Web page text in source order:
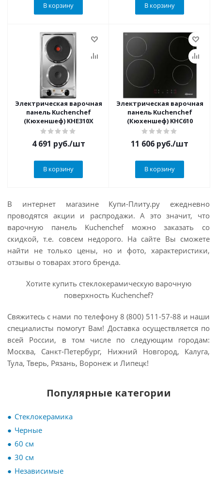
В корзину В корзину
Электрическая варочная
панель Kuchenchef
(Кюхеншеф) KHE310X
4 691 руб./шт
В корзину
Электрическая варочная
панель Kuchenchef
(Кюхеншеф) KHC610
11 606 руб./шт
В корзину
В интернет магазине Купи-Плиту.ру ежедневно
проводятся акции и распродажи. А это значит, что
варочную панель Kuchenchef можно заказать со
скидкой, т.е. совсем недорого. На сайте Вы сможете
найти не только цены, но и фото, характеристики,
отзывы о товарах этого бренда.
Хотите купить стеклокерамическую варочную
поверхность Kuchenchef?
Свяжитесь с нами по телефону 8 (800) 511-57-88 и наши
специалисты помогут Вам! Доставка осуществляется по
всей России, в том числе по следующим городам:
Москва, Санкт-Петербург, Нижний Новгород, Калуга,
Тула, Тверь, Рязань, Воронеж и Липецк!
Популярные категории
Стеклокерамика
Черные
60 см
30 см
Независимые